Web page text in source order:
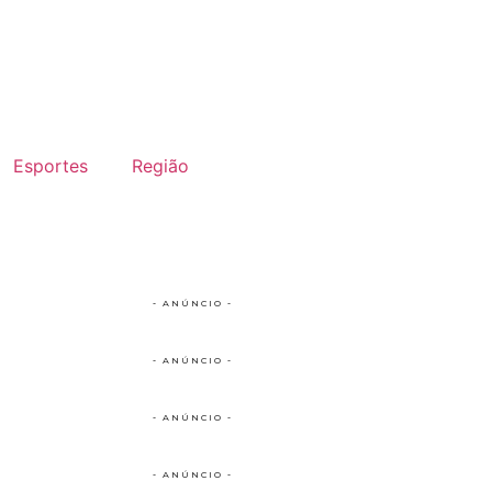
Esportes Região
- ANÚNCIO -
- ANÚNCIO -
- ANÚNCIO -
- ANÚNCIO -